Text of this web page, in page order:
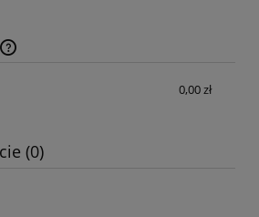
kosztów płatności
0,00 zł
(0)